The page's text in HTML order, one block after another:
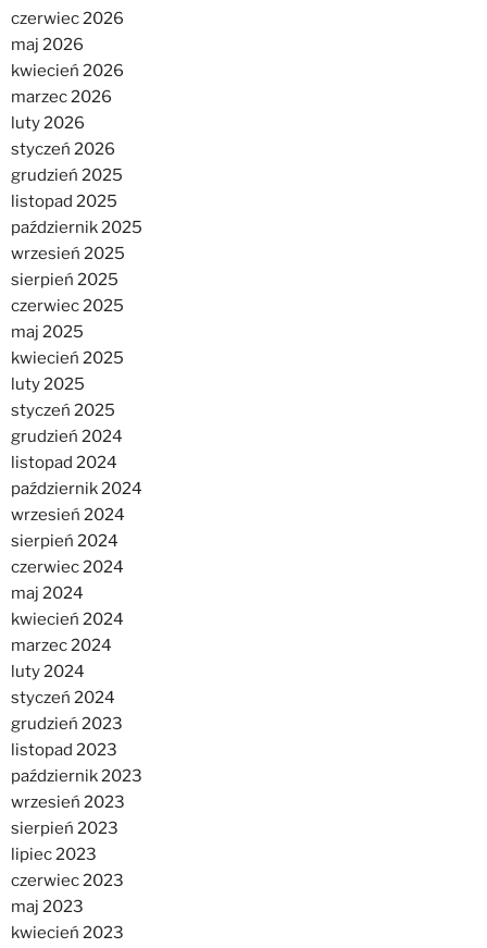
czerwiec 2026
maj 2026
kwiecień 2026
marzec 2026
luty 2026
styczeń 2026
grudzień 2025
listopad 2025
październik 2025
wrzesień 2025
sierpień 2025
czerwiec 2025
maj 2025
kwiecień 2025
luty 2025
styczeń 2025
grudzień 2024
listopad 2024
październik 2024
wrzesień 2024
sierpień 2024
czerwiec 2024
maj 2024
kwiecień 2024
marzec 2024
luty 2024
styczeń 2024
grudzień 2023
listopad 2023
październik 2023
wrzesień 2023
sierpień 2023
lipiec 2023
czerwiec 2023
maj 2023
kwiecień 2023